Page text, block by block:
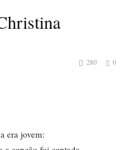
0
280
era jovem: